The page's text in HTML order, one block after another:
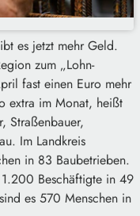
es jetzt mehr Geld.
zum „Lohn-
fast einen Euro mehr
extra im Monat, heißt
Straßenbauer,
Im Landkreis
in 83 Baubetrieben.
Beschäftigte in 49
es 570 Menschen in